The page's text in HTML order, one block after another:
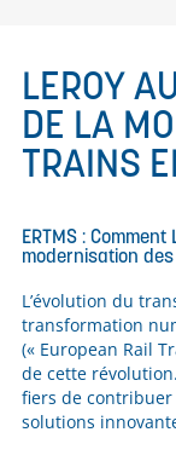
LEROY
DE LA
TRAINS
ERTMS :
modernisation
L’évolution du
transformation
(« European Rail
de cette
fiers de contribuer
solutions